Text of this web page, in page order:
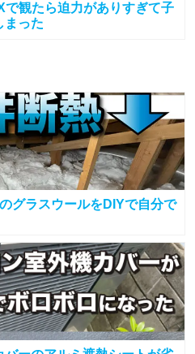
で観たら迫力がありすぎて子
まった
グラスウールをDIYで自分で